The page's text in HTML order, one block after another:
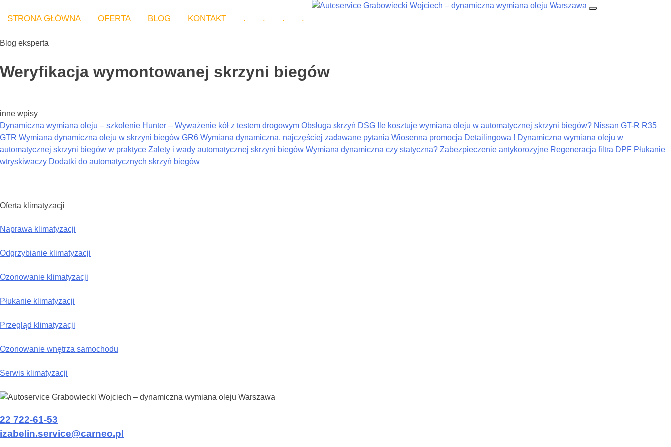
STRONA GŁÓWNA OFERTA BLOG KONTAKT . . . .
Blog eksperta
Weryfikacja wymontowanej skrzyni biegów
inne wpisy
Dynamiczna wymiana oleju – szkolenie Hunter – Wyważenie kół z testem drogowym Obsługa skrzyń DSG Ile kosztuje wymiana oleju w automatycznej skrzyni biegów? Nissan GT-R R35
GTR Wymiana dynamiczna oleju w skrzyni biegów GR6 Wymiana dynamiczna, najczęściej zadawane pytania Wiosenna promocja Detailingowa ! Dynamiczna wymiana oleju w
automatycznej skrzyni biegów w praktyce Zalety i wady automatycznej skrzyni biegów Wymiana dynamiczna czy statyczna? Zabezpieczenie antykorozyjne Regeneracja filtra DPF Płukanie
wtryskiwaczy Dodatki do automatycznych skrzyń biegów
Oferta klimatyzacji
Naprawa klimatyzacji
Odgrzybianie klimatyzacji
Ozonowanie klimatyzacji
Płukanie klimatyzacji
Przegląd klimatyzacji
Ozonowanie wnętrza samochodu
Serwis klimatyzacji
22 722-61-53
izabelin.service@carneo.pl